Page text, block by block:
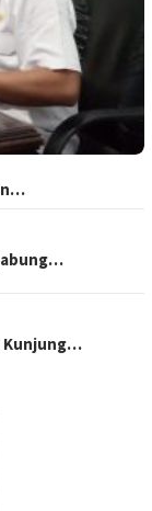
Kunjung…